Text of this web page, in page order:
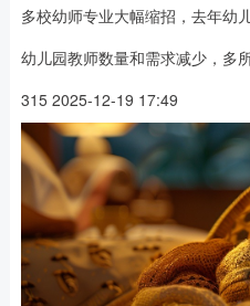
多校幼师专业大幅缩招，去年幼
幼儿园教师数量和需求减少，多
315 2025-12-19 17:49